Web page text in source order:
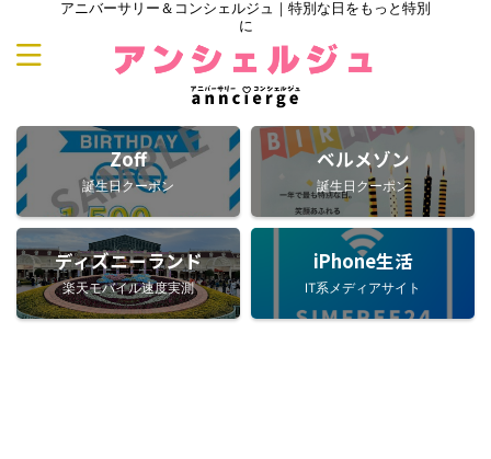
アニバーサリー＆コンシェルジュ｜特別な日をもっと特別
に
Zoff
誕生日クーポン
ベルメゾン
誕生日クーポン
ディズニーランド
楽天モバイル速度実測
iPhone生活
IT系メディアサイト